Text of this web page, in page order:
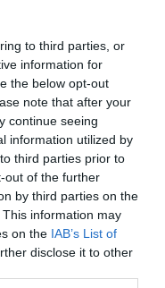
to third parties, or
information for
the below opt-out
note that after your
continue seeing
information utilized by
third parties prior to
out of the further
by third parties on the
This information may
on the IAB’s List of
disclose it to other
Email Print